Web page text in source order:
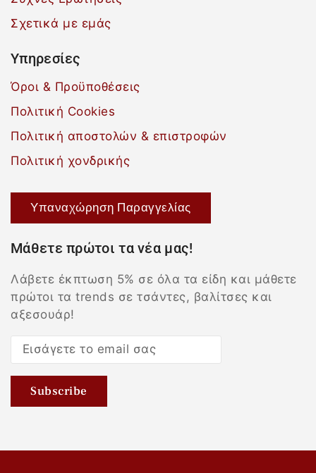
Σχετικά με εμάς
Υπηρεσίες
Όροι & Προϋποθέσεις
Πολιτική Cookies
Πολιτική αποστολών & επιστροφών
Πολιτική χονδρικής
Υπαναχώρηση Παραγγελίας
Μάθετε πρώτοι τα νέα μας!
Λάβετε έκπτωση 5% σε όλα τα είδη και μάθετε
πρώτοι τα trends σε τσάντες, βαλίτσες και
αξεσουάρ!